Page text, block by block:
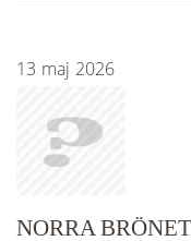
13 maj 2026
NORRA